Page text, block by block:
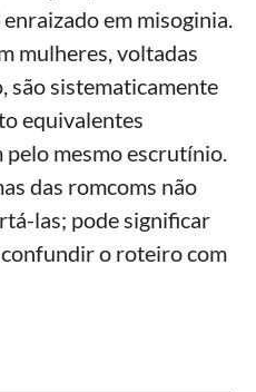
em misoginia.
mulheres, voltadas
são sistematicamente
equivalentes
mesmo escrutínio.
das romcoms não
las; pode significar
o roteiro com